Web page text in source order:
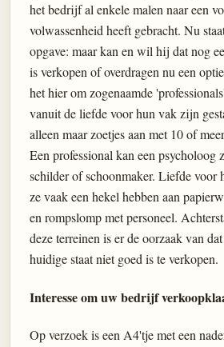
het bedrijf al enkele malen naar een
volwassenheid heeft gebracht. Nu
opgave: maar kan en wil hij dat nog
is verkopen of overdragen nu een
het hier om zogenaamde
vanuit de liefde voor hun vak zijn
alleen maar zoetjes aan met 10 of
Een professional kan een psycholoog
schilder of schoonmaker. Liefde voor
ze vaak een hekel hebben aan
en rompslomp met personeel.
deze terreinen is er de oorzaak van
huidige staat niet goed is te verkopen.
Interesse om uw bedrijf
Op verzoek is een A4'tje met een